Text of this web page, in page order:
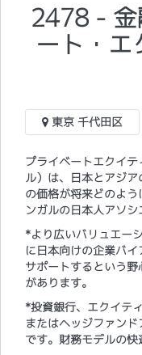
2478 -
ート・
東京 千代田区
プライベートエクイ
ル）は、日本とアジ
の価格が将来どのよ
ンガルの日本人アソシ
*より広いバリュエー
に日本向けの企業バ
サポートするという
があります。
*投資銀行、エクイテ
またはヘッジファン
です。財務モデルの快